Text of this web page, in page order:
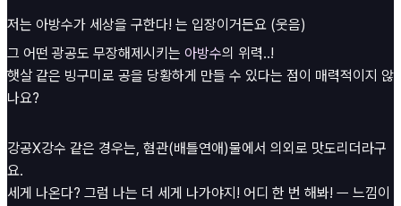
저는 아방수가 세상을 구한다! 는 입장이거든요 (웃음)
그 어떤 광공도 무장해제시키는 아방수의 위력..!
햇살 같은 빙구미로 공을 당황하게 만들 수 있다는 점이 매력적이지 않
나요?
강공X강수 같은 경우는, 혐관(배틀연애)물에서 의외로 맛도리더라구
요.
세게 나온다? 그럼 나는 더 세게 나가야지! 어디 한 번 해봐! ㅡ 느낌이